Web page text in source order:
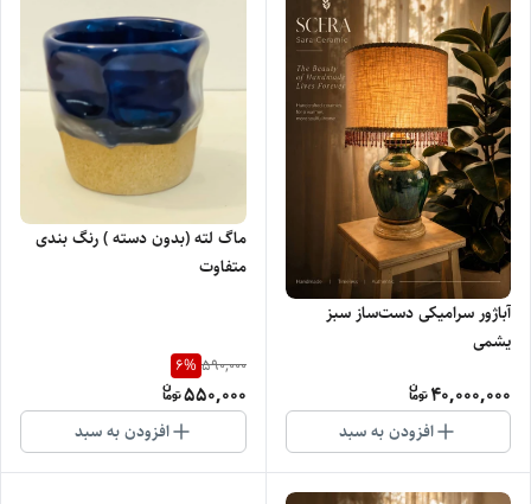
آباژور سرامیکی دست‌ساز سبز
یشمی
40,000,000
افزودن به سبد
ماگ لته (بدون دسته ) رنگ بندی
متفاوت
590,000
6%
550,000
افزودن به سبد